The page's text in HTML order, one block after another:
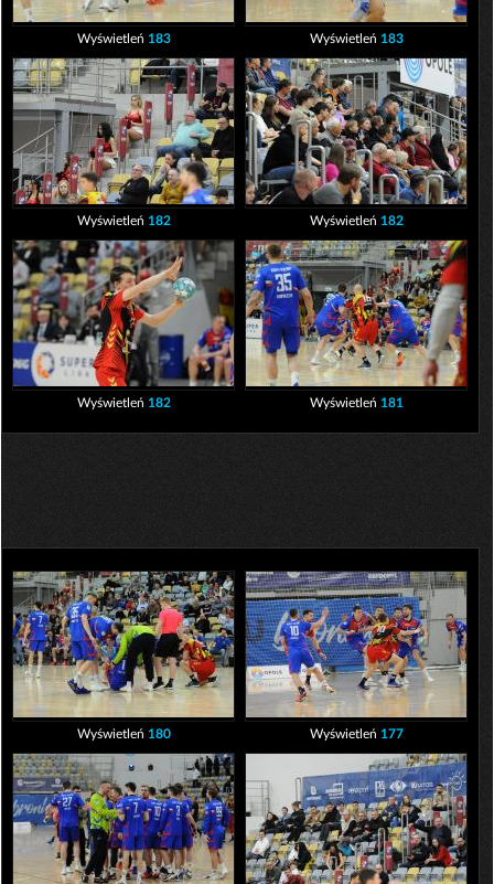
Wyświetleń 183 Wyświetleń 183
Wyświetleń 182 Wyświetleń 182
Wyświetleń 182 Wyświetleń 181
Wyświetleń 180 Wyświetleń 177